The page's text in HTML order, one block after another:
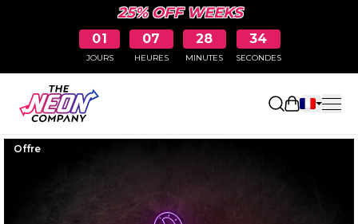
25% OFF WEEKS
01
JOURS
07
HEURES
28
MINUTES
33
SECONDES
Ouvrir le
Offre